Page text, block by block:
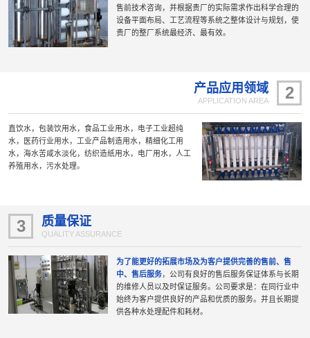
售前技术咨询，并根据贵厂的实际需求作出科学合理的
设备平面布局、工艺流程等系统之整体设计与规划，使
贵厂的整厂系统最经济、最有效。
2
产品应用领域
APPLICATION AREA
直饮水，包装饮用水，食品工业用水，电子工业超纯
水，医药行业用水，工业产品制造用水，精细化工用
水，海水苦咸水淡化，纺织造纸用水，电厂用水，人工
养殖用水，污水处理。
3 质量保证
QUALITY ASSURANCE
为了能更好的拓展市场及为客户提供完善的售前、售
中、售后服务，公司有良好的售后服务保证体系与长期
的维修人员以及时保证服务。公司要求是：在同行业中
始终为客户提供良好的产品和优质的服务。并且长期提
供各种水处理配件和耗材。